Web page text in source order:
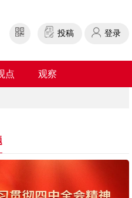
投稿 登录
点 观察